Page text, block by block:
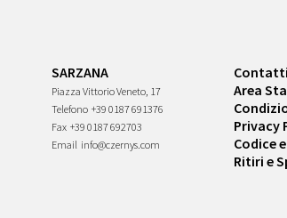
SARZANA
Piazza Vittorio Veneto, 17
Telefono +39 0187 691376
Fax +39 0187 692703
Email info@czernys.com
Contatti
Area
Privacy
Codice
Ritiri e